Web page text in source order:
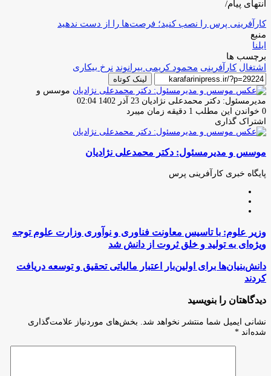
انتهای پیام/
کارآفرینی پرس را نصب کنید؛ فرصت‌ها را از دست ندهید
منبع
ایلنا
برچسب ها
اشتغال کارآفرینی محمود کریمی بیرانوند نرخ بیکاری
لینک کوتاه
موسس و
مدیرمسئول: دکتر محمدعلی نژادیان ارسال
ایمیل
23 آذر 1402 02:04
0 خواندن این مطلب 1 دقیقه زمان میبرد
اشتراک گذاری
فیس
توئیتر
لینکدین
واتس
تلگرام
اشتراک
از
ایمیل
چاپ
موسس و مدیرمسئول: دکتر محمدعلی نژادیان
پایگاه خبری کارآفرینی پرس
وزير
علوم:
با
تاسیس
معاونت
فناوری
نوآوری
علوم
توجه
وزير علوم: با تاسیس معاونت فناوری و نوآوری وزارت علوم توجه
ویژه‌ای به تولید و خلق ثروت از دانش شد
دانش‌بنیان‌ها
برای
اولین‌بار
اعتبار
مالیاتی
تحقیق
و
توسعه
دانش‌بنیان‌ها برای اولین‌بار اعتبار مالیاتی تحقیق و توسعه دریافت
کردند
دیدگاهتان را بنویسید
نشانی ایمیل شما منتشر نخواهد شد.
بخش‌های موردنیاز علامت‌گذاری
شده‌اند *